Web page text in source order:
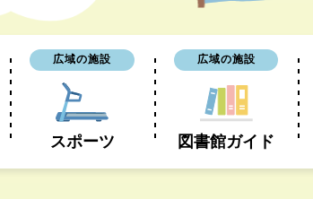
広域の施設
スポーツ
広域の施設
図書館ガイド